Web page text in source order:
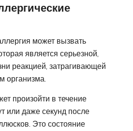
может вызвать
является серьезной,
реакцией, затрагивающей
организма.
произойти в течение
или даже секунд после
Это состояние